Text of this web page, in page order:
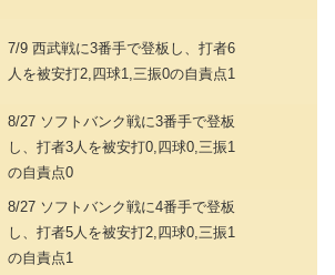
7/9 西武戦に3番手で登板し、打者6
人を被安打2,四球1,三振0の自責点1
8/27 ソフトバンク戦に3番手で登板
し、打者3人を被安打0,四球0,三振1
の自責点0
8/27 ソフトバンク戦に4番手で登板
し、打者5人を被安打2,四球0,三振1
の自責点1